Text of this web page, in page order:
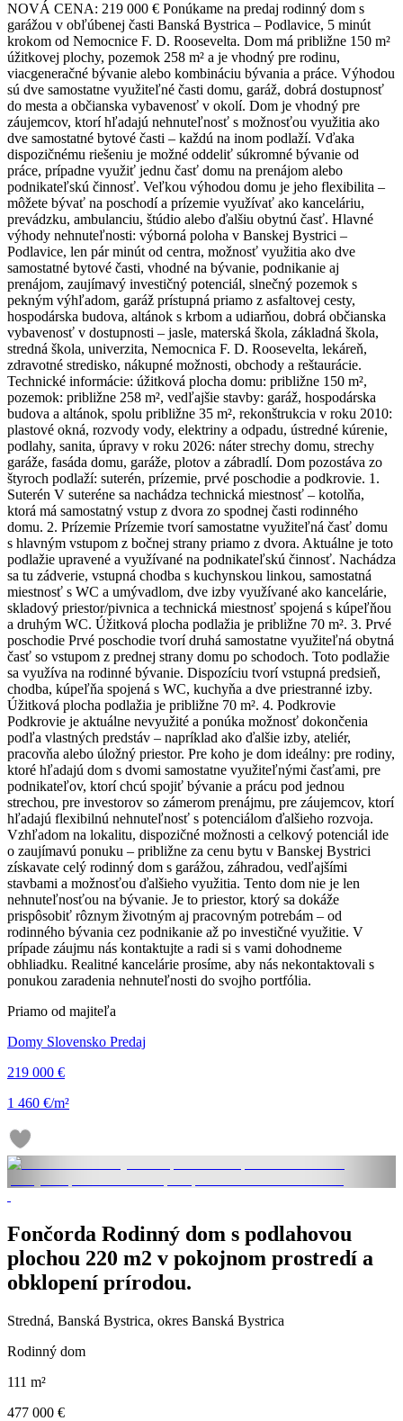
NOVÁ CENA: 219 000 € Ponúkame na predaj rodinný dom s
garážou v obľúbenej časti Banská Bystrica – Podlavice, 5 minút
krokom od Nemocnice F. D. Roosevelta. Dom má približne 150 m²
úžitkovej plochy, pozemok 258 m² a je vhodný pre rodinu,
viacgeneračné bývanie alebo kombináciu bývania a práce. Výhodou
sú dve samostatne využiteľné časti domu, garáž, dobrá dostupnosť
do mesta a občianska vybavenosť v okolí. Dom je vhodný pre
záujemcov, ktorí hľadajú nehnuteľnosť s možnosťou využitia ako
dve samostatné bytové časti – každú na inom podlaží. Vďaka
dispozičnému riešeniu je možné oddeliť súkromné bývanie od
práce, prípadne využiť jednu časť domu na prenájom alebo
podnikateľskú činnosť. Veľkou výhodou domu je jeho flexibilita –
môžete bývať na poschodí a prízemie využívať ako kanceláriu,
prevádzku, ambulanciu, štúdio alebo ďalšiu obytnú časť. Hlavné
výhody nehnuteľnosti: výborná poloha v Banskej Bystrici –
Podlavice, len pár minút od centra, možnosť využitia ako dve
samostatné bytové časti, vhodné na bývanie, podnikanie aj
prenájom, zaujímavý investičný potenciál, slnečný pozemok s
pekným výhľadom, garáž prístupná priamo z asfaltovej cesty,
hospodárska budova, altánok s krbom a udiarňou, dobrá občianska
vybavenosť v dostupnosti – jasle, materská škola, základná škola,
stredná škola, univerzita, Nemocnica F. D. Roosevelta, lekáreň,
zdravotné stredisko, nákupné možnosti, obchody a reštaurácie.
Technické informácie: úžitková plocha domu: približne 150 m²,
pozemok: približne 258 m², vedľajšie stavby: garáž, hospodárska
budova a altánok, spolu približne 35 m², rekonštrukcia v roku 2010:
plastové okná, rozvody vody, elektriny a odpadu, ústredné kúrenie,
podlahy, sanita, úpravy v roku 2026: náter strechy domu, strechy
garáže, fasáda domu, garáže, plotov a zábradlí. Dom pozostáva zo
štyroch podlaží: suterén, prízemie, prvé poschodie a podkrovie. 1.
Suterén V suteréne sa nachádza technická miestnosť – kotolňa,
ktorá má samostatný vstup z dvora zo spodnej časti rodinného
domu. 2. Prízemie Prízemie tvorí samostatne využiteľná časť domu
s hlavným vstupom z bočnej strany priamo z dvora. Aktuálne je toto
podlažie upravené a využívané na podnikateľskú činnosť. Nachádza
sa tu zádverie, vstupná chodba s kuchynskou linkou, samostatná
miestnosť s WC a umývadlom, dve izby využívané ako kancelárie,
skladový priestor/pivnica a technická miestnosť spojená s kúpeľňou
a druhým WC. Úžitková plocha podlažia je približne 70 m². 3. Prvé
poschodie Prvé poschodie tvorí druhá samostatne využiteľná obytná
časť so vstupom z prednej strany domu po schodoch. Toto podlažie
sa využíva na rodinné bývanie. Dispozíciu tvorí vstupná predsieň,
chodba, kúpeľňa spojená s WC, kuchyňa a dve priestranné izby.
Úžitková plocha podlažia je približne 70 m². 4. Podkrovie
Podkrovie je aktuálne nevyužité a ponúka možnosť dokončenia
podľa vlastných predstáv – napríklad ako ďalšie izby, ateliér,
pracovňa alebo úložný priestor. Pre koho je dom ideálny: pre rodiny,
ktoré hľadajú dom s dvomi samostatne využiteľnými časťami, pre
podnikateľov, ktorí chcú spojiť bývanie a prácu pod jednou
strechou, pre investorov so zámerom prenájmu, pre záujemcov, ktorí
hľadajú flexibilnú nehnuteľnosť s potenciálom ďalšieho rozvoja.
Vzhľadom na lokalitu, dispozičné možnosti a celkový potenciál ide
o zaujímavú ponuku – približne za cenu bytu v Banskej Bystrici
získavate celý rodinný dom s garážou, záhradou, vedľajšími
stavbami a možnosťou ďalšieho využitia. Tento dom nie je len
nehnuteľnosťou na bývanie. Je to priestor, ktorý sa dokáže
prispôsobiť rôznym životným aj pracovným potrebám – od
rodinného bývania cez podnikanie až po investičné využitie. V
prípade záujmu nás kontaktujte a radi si s vami dohodneme
obhliadku. Realitné kancelárie prosíme, aby nás nekontaktovali s
ponukou zaradenia nehnuteľnosti do svojho portfólia.
Priamo od majiteľa
Domy Slovensko Predaj
219 000 €
1 460 €/m²
Fončorda Rodinný dom s podlahovou
plochou 220 m2 v pokojnom prostredí a
obklopení prírodou.
Stredná, Banská Bystrica, okres Banská Bystrica
Rodinný dom
111 m²
477 000 €